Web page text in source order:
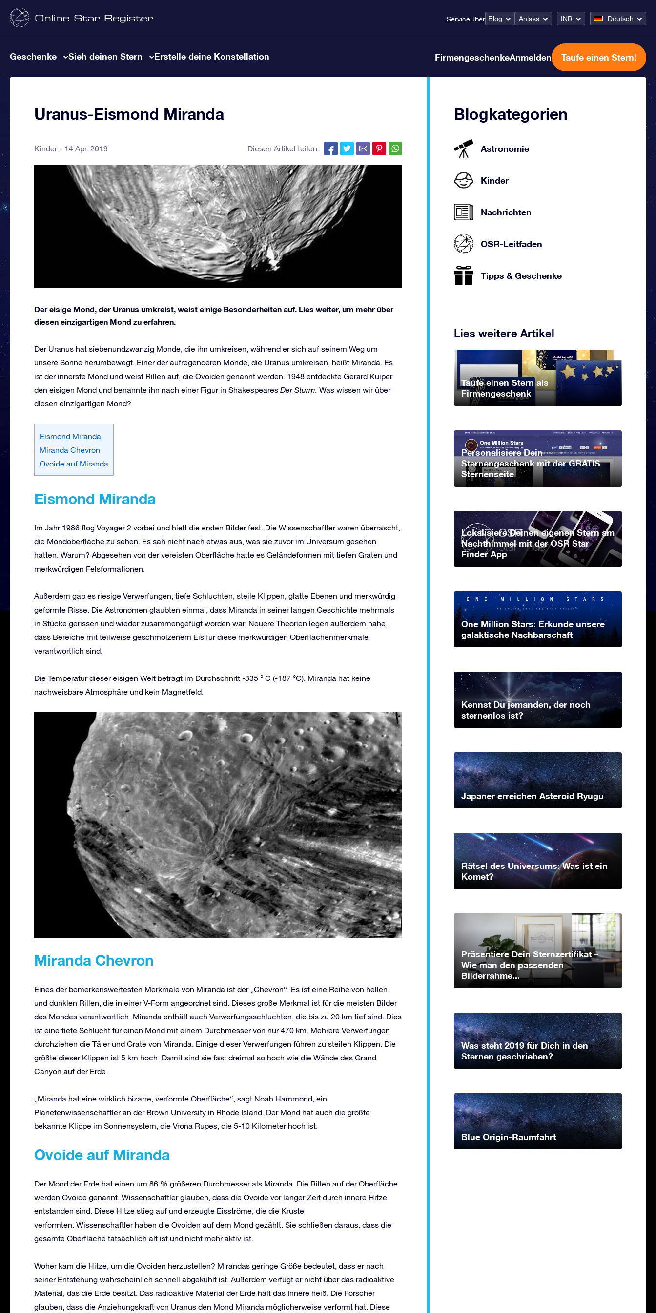
ServiceÜber Blog Anlass INR Deutsch
Geschenke Sieh deinen Stern Erstelle deine Konstellation FirmengeschenkeAnmelden Taufe einen Stern!
Uranus-Eismond Miranda
Kinder 14 Apr. 2019 Diesen Artikel teilen:
Der eisige Mond, der Uranus umkreist, weist einige Besonderheiten auf. Lies weiter, um mehr über
diesen einzigartigen Mond zu erfahren.
Der Uranus hat siebenundzwanzig Monde, die ihn umkreisen, während er sich auf seinem Weg um
unsere Sonne herumbewegt. Einer der aufregenderen Monde, die Uranus umkreisen, heißt Miranda. Es
ist der innerste Mond und weist Rillen auf, die Ovoiden genannt werden. 1948 entdeckte Gerard Kuiper
den eisigen Mond und benannte ihn nach einer Figur in Shakespeares Der Sturm. Was wissen wir über
diesen einzigartigen Mond?
Eismond Miranda
Miranda Chevron
Ovoide auf Miranda
Eismond Miranda
Im Jahr 1986 flog Voyager 2 vorbei und hielt die ersten Bilder fest. Die Wissenschaftler waren überrascht,
die Mondoberfläche zu sehen. Es sah nicht nach etwas aus, was sie zuvor im Universum gesehen
hatten. Warum? Abgesehen von der vereisten Oberfläche hatte es Geländeformen mit tiefen Graten und
merkwürdigen Felsformationen.
Außerdem gab es riesige Verwerfungen, tiefe Schluchten, steile Klippen, glatte Ebenen und merkwürdig
geformte Risse. Die Astronomen glaubten einmal, dass Miranda in seiner langen Geschichte mehrmals
in Stücke gerissen und wieder zusammengefügt worden war. Neuere Theorien legen außerdem nahe,
dass Bereiche mit teilweise geschmolzenem Eis für diese merkwürdigen Oberflächenmerkmale
verantwortlich sind.
Die Temperatur dieser eisigen Welt beträgt im Durchschnitt -335 ° C (-187 °C). Miranda hat keine
nachweisbare Atmosphäre und kein Magnetfeld.
Miranda Chevron
Eines der bemerkenswertesten Merkmale von Miranda ist der „Chevron“. Es ist eine Reihe von hellen
und dunklen Rillen, die in einer V-Form angeordnet sind. Dieses große Merkmal ist für die meisten Bilder
des Mondes verantwortlich. Miranda enthält auch Verwerfungsschluchten, die bis zu 20 km tief sind. Dies
ist eine tiefe Schlucht für einen Mond mit einem Durchmesser von nur 470 km. Mehrere Verwerfungen
durchziehen die Täler und Grate von Miranda. Einige dieser Verwerfungen führen zu steilen Klippen. Die
größte dieser Klippen ist 5 km hoch. Damit sind sie fast dreimal so hoch wie die Wände des Grand
Canyon auf der Erde.
„Miranda hat eine wirklich bizarre, verformte Oberfläche“, sagt Noah Hammond, ein
Planetenwissenschaftler an der Brown University in Rhode Island. Der Mond hat auch die größte
bekannte Klippe im Sonnensystem, die Vrona Rupes, die 5-10 Kilometer hoch ist.
Ovoide auf Miranda
Der Mond der Erde hat einen um 86 % größeren Durchmesser als Miranda. Die Rillen auf der Oberfläche
werden Ovoide genannt. Wissenschaftler glauben, dass die Ovoide vor langer Zeit durch innere Hitze
entstanden sind. Diese Hitze stieg auf und erzeugte Eisströme, die die Kruste
verformten. Wissenschaftler haben die Ovoiden auf dem Mond gezählt. Sie schließen daraus, dass die
gesamte Oberfläche tatsächlich alt ist und nicht mehr aktiv ist.
Woher kam die Hitze, um die Ovoiden herzustellen? Mirandas geringe Größe bedeutet, dass er nach
seiner Entstehung wahrscheinlich schnell abgekühlt ist. Außerdem verfügt er nicht über das radioaktive
Material, das die Erde besitzt. Das radioaktive Material der Erde hält das Innere heiß. Die Forscher
glauben, dass die Anziehungskraft von Uranus den Mond Miranda möglicherweise verformt hat. Diese
Blogkategorien
Astronomie
Kinder
Nachrichten
OSR-Leitfaden
Tipps & Geschenke
Lies weitere Artikel
Taufe einen Stern als
Firmengeschenk
Personalisiere Dein
Sternengeschenk mit der GRATIS
Sternenseite
Lokalisiere Deinen eigenen Stern am
Nachthimmel mit der OSR Star
Finder App
One Million Stars: Erkunde unsere
galaktische Nachbarschaft
Kennst Du jemanden, der noch
sternenlos ist?
Japaner erreichen Asteroid Ryugu
Rätsel des Universums: Was ist ein
Komet?
Präsentiere Dein Sternzertifikat –
Wie man den passenden
Bilderrahme...
Was steht 2019 für Dich in den
Sternen geschrieben?
Blue Origin-Raumfahrt